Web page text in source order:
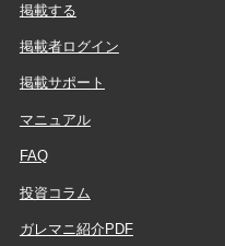
掲載する
掲載者ログイン
掲載サポート
マニュアル
FAQ
投資コラム
ガレマニ紹介PDF